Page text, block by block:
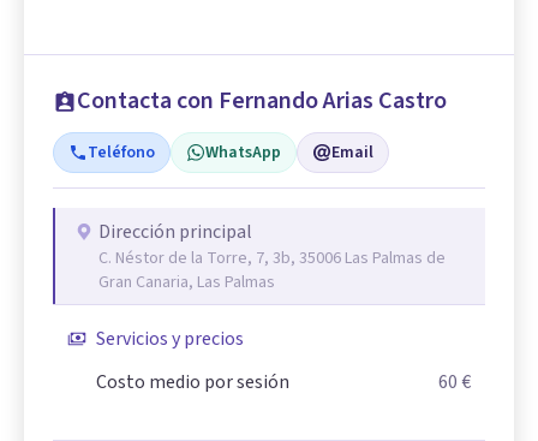
Contacta con Fernando Arias Castro
Teléfono WhatsApp Email
Dirección principal
C. Néstor de la Torre, 7, 3b, 35006 Las Palmas de
Gran Canaria, Las Palmas
Servicios y precios
Costo medio por sesión
60 €